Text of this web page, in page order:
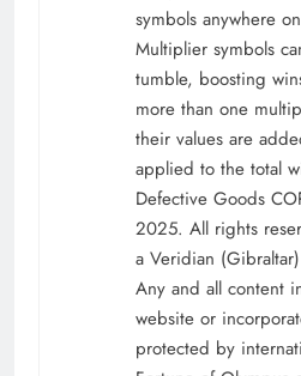
symbols anywhere
Multiplier symbols
tumble, boosting
more than one
their values are
applied to the total
Defective Goods
2025. All rights
a Veridian
Any and all content
website or
protected by